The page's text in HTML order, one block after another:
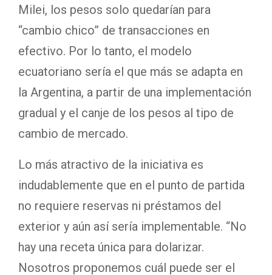
Milei, los pesos solo quedarían para
“cambio chico” de transacciones en
efectivo. Por lo tanto, el modelo
ecuatoriano sería el que más se adapta en
la Argentina, a partir de una implementación
gradual y el canje de los pesos al tipo de
cambio de mercado.
Lo más atractivo de la iniciativa es
indudablemente que en el punto de partida
no requiere reservas ni préstamos del
exterior y aún así sería implementable. “No
hay una receta única para dolarizar.
Nosotros proponemos cuál puede ser el